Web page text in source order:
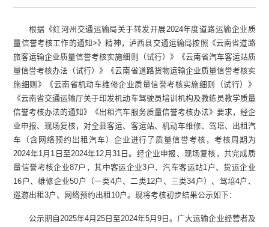
根据《红河州交通运输局关于转发开展2024年度道路运输企业质
量信誉考核工作的通知>》精神，泸西县交通运输局按照《云南省道路
旅客运输企业质量信誉考核实施细则（试行）》《云南省汽车客运站质
量信誉考核办法（试行）》《云南省道路货物运输企业质量信誉考核实
施细则》《云南省机动车维修企业质量信誉考核实施细则（试行）》
《云南省交通运输厅关于印发机动车驾驶员培训机构及教练员教学质量
信誉考核办法的通知》《出租汽车服务质量信誉考核办法》要求，经企
业申报、现场复核，对全县客运、客运站、机动车维修、驾培、出租汽
车（含网络预约出租汽车）企业进行了质量信誉考核，考核周期为
2024年1月1日至2024年12月31日。经企业申报、现场复核，共完成质
量信誉考核企业87户，其中客运企业3户、汽车客运站1户、货运企业
16户、维修企业50户（一类4户、二类12户、三类34户）、驾培4户、
巡游出租3户、网络预约出租10户。现将考核初步结果公示如下：
公示期自2025年4月25日至2024年5月9日。广大运输企业经营者及